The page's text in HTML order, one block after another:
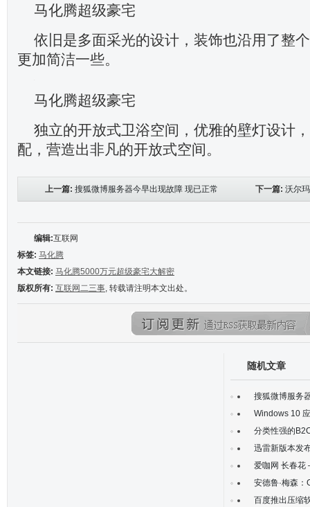
马化腾超级豪宅
依旧是多面采光的设计，装饰也沿用了整
更加简洁一些。
马化腾超级豪宅
独立的开放式卫浴空间，优雅的壁灯设计
配，营造出非凡的开放式空间。
上一篇: 搜狐微博服务器今早出现故障 现已正常 下一篇: 沃尔
编辑:互联网
标签: 马化腾
本文链接: 马化腾5000万元超级豪宅大解密
版权所有: 互联网二三事, 转载请注明本文出处。
随机文章
搜狐微博服务
Windows 10
分类性强的
迅雷新版本发
爱咖网 长春花
安德鲁·梅森
百度推出压缩